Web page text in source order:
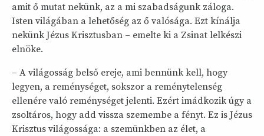
amit ő mutat nekünk, az a mi szabadságunk záloga.
Isten világában a lehetőség az ő valósága. Ezt kínálja
nekünk Jézus Krisztusban – emelte ki a Zsinat lelkészi
elnöke.
– A világosság belső ereje, ami bennünk kell, hogy
legyen, a reménységet, sokszor a reménytelenség
ellenére való reménységet jelenti. Ezért imádkozik úgy a
zsoltáros, hogy add vissza szemembe a fényt. Ez is Jézus
Krisztus világossága: a szemünkben az élet, a